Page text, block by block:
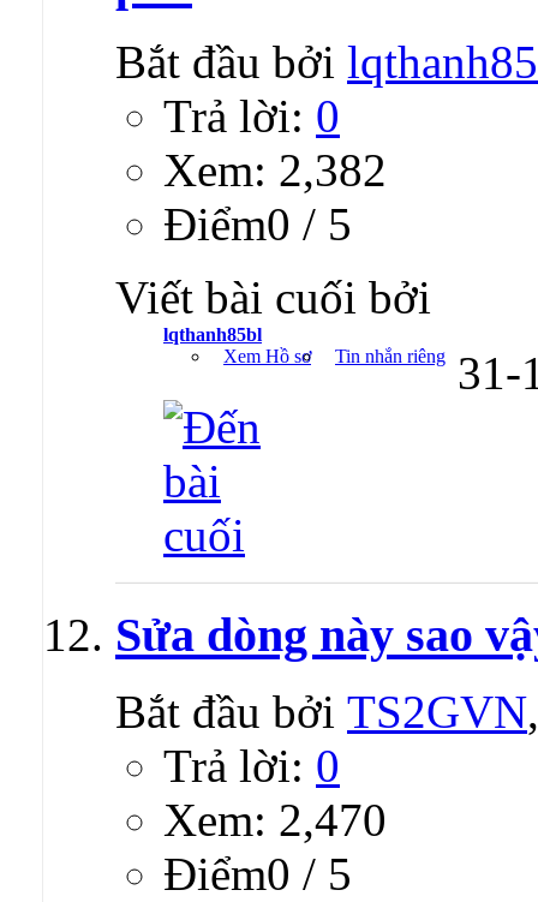
Bắt đầu bởi
Trả lời: 0
Xem: 2,382
Ðiểm0 / 5
Viết bài cuối bởi
lqthanh85bl
Xem Hồ sơ
Tin nhắn riêng 31-
Sửa dòng này sao
Bắt đầu bởi TS2GVN
Trả lời: 0
Xem: 2,470
Ðiểm0 / 5